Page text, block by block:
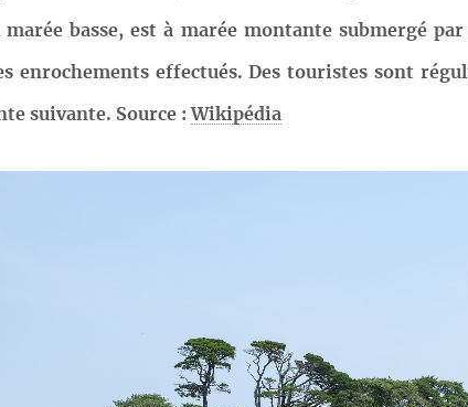
marée basse, est à marée montante submergé
enrochements effectués. Des touristes sont
suivante. Source : Wikipédia